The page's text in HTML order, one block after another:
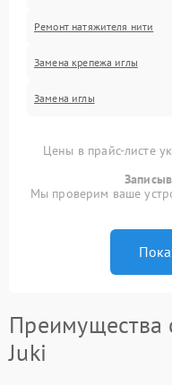
Ремонт натяжителя нити
Замена крепежа иглы
Замена иглы
Цены в прайс-листе
Мы проверим ваше
Преимущества
Juki